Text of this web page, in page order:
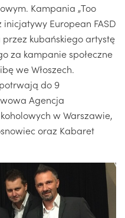
Kampania „Too
inicjatywy European FASD
kubańskiego artystę
za kampanie społeczne
we Włoszech.
do 9
Agencja
w Warszawie,
oraz Kabaret